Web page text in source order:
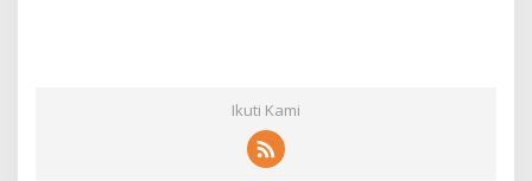
Ikuti Kami